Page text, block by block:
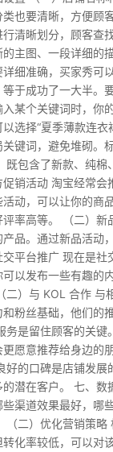
类也要清晰，方便顾
行清晰划分，顾客查
的主图、一段详细的
详细准确，买家秀可
等于成功了一大半。
入某个关键词时，你
以选择“夏季薄款连
关键词，避免堆砌。
既包含了新款、纯
促销活动 淘宝经常会
活动，可以让你的商
评率高等。 （二）
产品。通过新品活动
交平台推广 现在是社
可以发布一些有趣的
二）与 KOL 合作 与
和粉丝基础，他们的
务是留住顾客的关
更愿意推荐给身边的
好的口碑是店铺发
的潜在客户。 七、数
些渠道效果最好，哪
（二）优化营销策
转化率较低，可以对